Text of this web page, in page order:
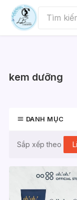
Skip
content
kem dưỡng
DANH MỤC
Sắp xếp theo